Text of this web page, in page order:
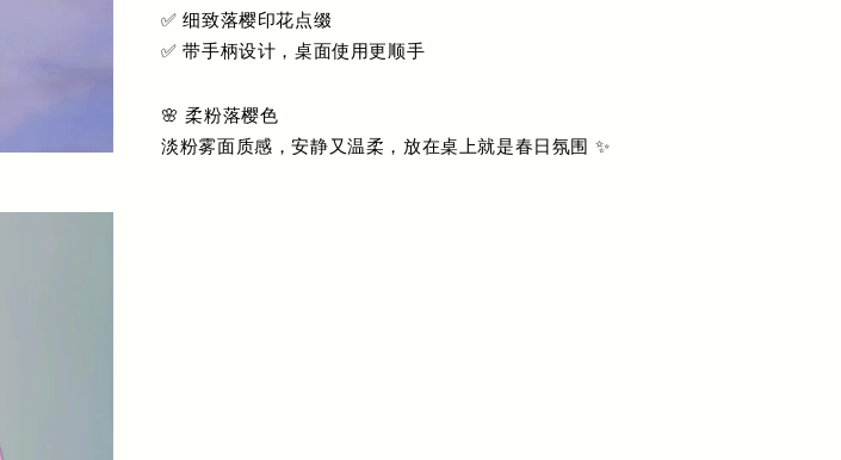
✅ 细致落樱印花点缀
✅ 带手柄设计，桌面使用更顺手
🌸 柔粉落樱色
淡粉雾面质感，安静又温柔，放在桌上就是春日氛围 ✨